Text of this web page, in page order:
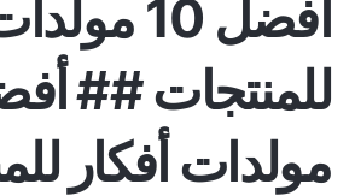
أفضل 10
مولدات أفكار